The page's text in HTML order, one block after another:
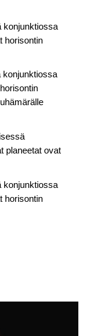
konjunktiossa
horisontin
konjunktiossa
planeetat ovat
konjunktiossa
horisontin